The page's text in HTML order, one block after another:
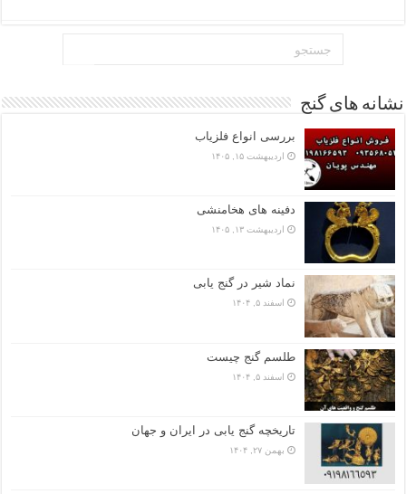
نشانه های گنج
بررسی انواع فلزیاب
اردیبهشت ۱۵, ۱۴۰۵
دفینه های هخامنشی
اردیبهشت ۱۳, ۱۴۰۵
نماد شیر در گنج یابی
اسفند ۵, ۱۴۰۴
طلسم گنج چیست
اسفند ۵, ۱۴۰۴
تاریخچه گنج‌ یابی در ایران و جهان
بهمن ۲۷, ۱۴۰۴